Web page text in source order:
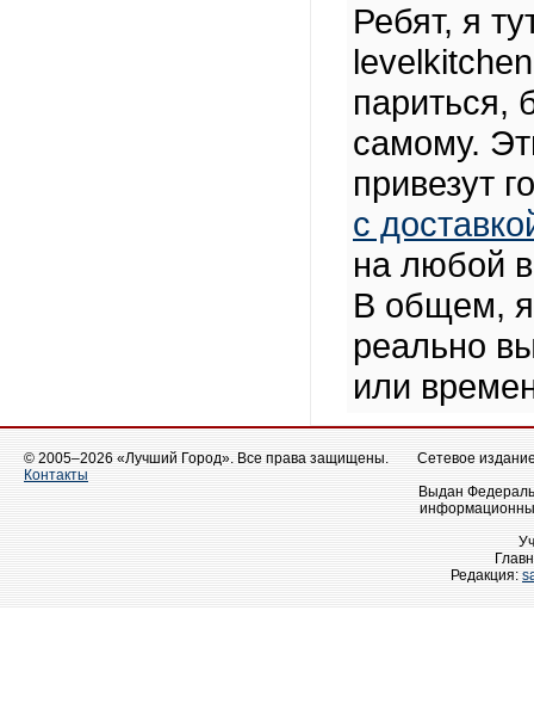
Ребят, я
париться,
самому.
привезут
с
на любой
В общем, я
реально
или
© 2005–2026 «Лучший Город». Все права защищены.
Контакты
Сетевое
Выдан
Редакция: